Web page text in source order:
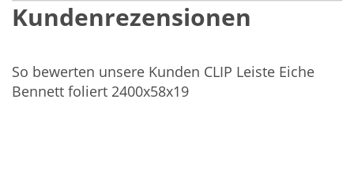
Kundenrezensionen
So bewerten unsere Kunden CLIP Leiste Eiche
Bennett foliert 2400x58x19